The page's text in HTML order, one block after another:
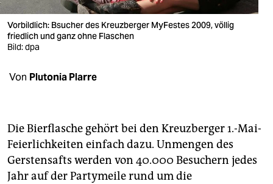
veranstaltungen
shop
fragen & hilfe
genossenschaft
epaper login
Vorbildlich: Bsucher des Kreuzberger MyFestes 2009, völlig
friedlich und ganz ohne Flaschen
Bild: dpa
Von Plutonia Plarre
Die Bierflasche gehört bei den Kreuzberger 1.-Mai-
Feierlichkeiten einfach dazu. Unmengen des
Gerstensafts werden von 40.000 Besuchern jedes
Jahr auf der Partymeile rund um die